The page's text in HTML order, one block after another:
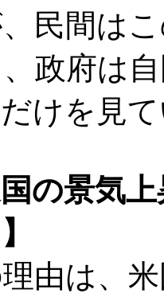
民間は
政府は
けを見
国の景気
由は、